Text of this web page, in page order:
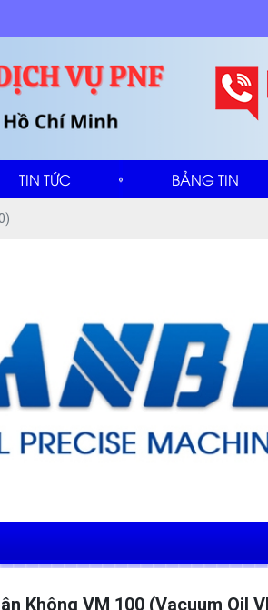
TIN TỨC BẢNG TIN
Không VM 100 (Vacuum Oil